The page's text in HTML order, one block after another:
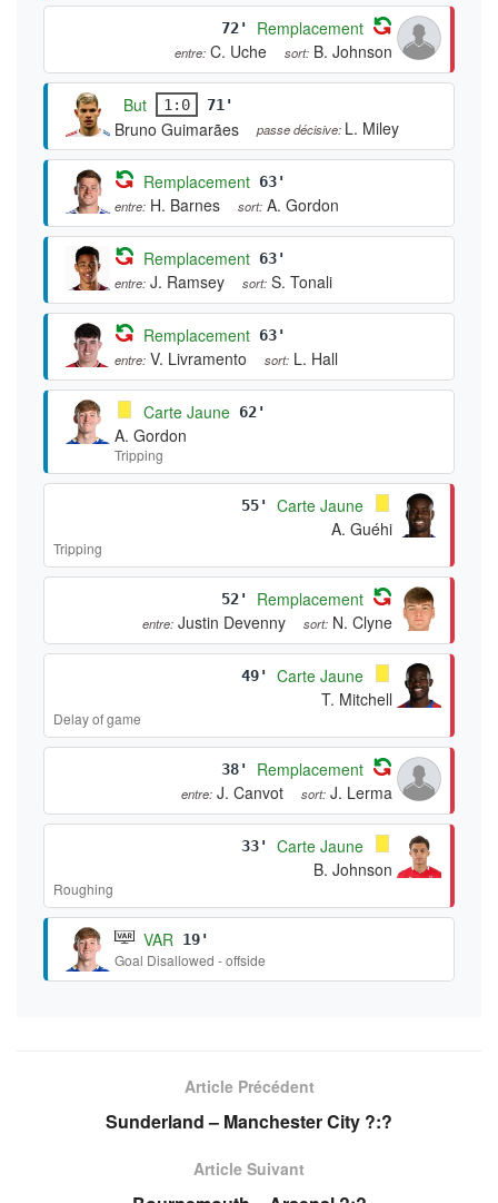
72' Remplacement
entre: C. Uche sort: B. Johnson
But 1:0 71'
Bruno Guimarães passe décisive: L. Miley
Remplacement 63'
entre: H. Barnes sort: A. Gordon
Remplacement 63'
entre: J. Ramsey sort: S. Tonali
Remplacement 63'
entre: V. Livramento sort: L. Hall
Carte Jaune 62'
A. Gordon
Tripping
55'
Carte Jaune
A. Guéhi
Tripping
52' Remplacement
entre: Justin Devenny sort: N. Clyne
49'
Carte Jaune
T. Mitchell
Delay of game
38' Remplacement
entre: J. Canvot sort: J. Lerma
33'
Carte Jaune
B. Johnson
Roughing
VAR 19'
Goal Disallowed - offside
Article Précédent
Sunderland – Manchester City ?:?
Article Suivant